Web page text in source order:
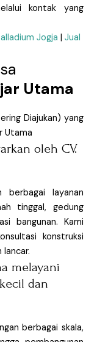
kontak yang
Jogja |Jual
Utama
Diajukan) yang
Utama
oleh CV.
berbagai layanan
tinggal, gedung
bangunan. Kami
konstruksi
melayani
dan
berbagai skala,